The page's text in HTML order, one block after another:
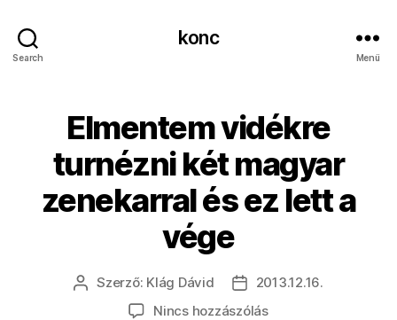
Search
konc
Menü
Elmentem vidékre
turnézni két magyar
zenekarral és ez lett a
vége
Bejegyzés
szerzője
Szerző: Klág Dávid
Bejegyzés
dátuma
2013.12.16.
Nincs hozzászólása(z)